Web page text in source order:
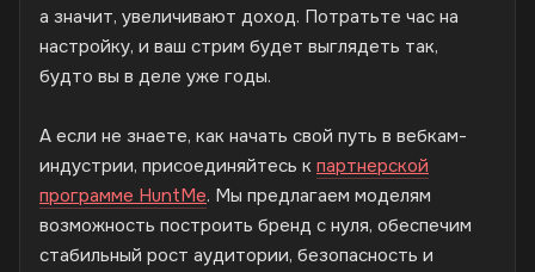
а значит, увеличивают доход. Потратьте час на
настройку, и ваш стрим будет выглядеть так,
будто вы в деле уже годы.
А если не знаете, как начать свой путь в вебкам-
индустрии, присоединяйтесь к партнерской
программе HuntMe. Мы предлагаем моделям
возможность построить бренд с нуля, обеспечим
стабильный рост аудитории, безопасность и